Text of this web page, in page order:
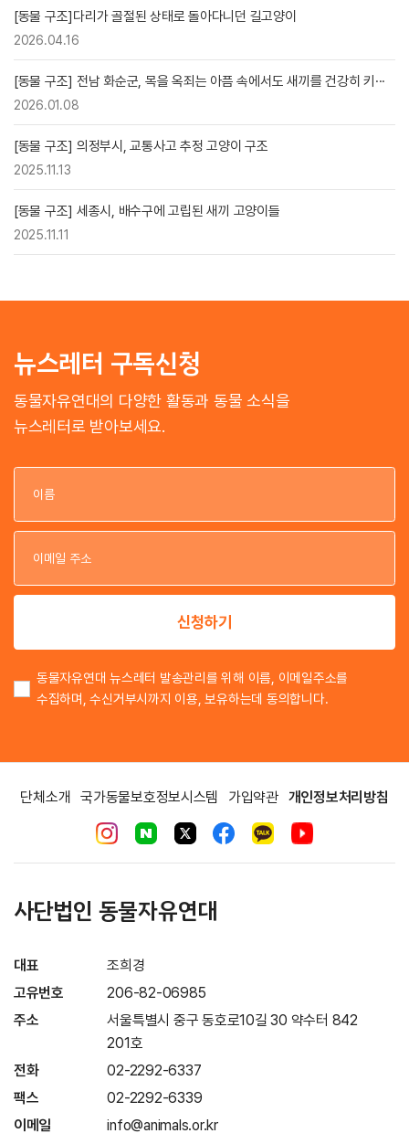
[동물 구조]다리가 골절된 상태로 돌아다니던 길고양이
2026.04.16
[동물 구조] 전남 화순군, 목을 옥죄는 아픔 속에서도 새끼를 건강히 키···
2026.01.08
[동물 구조] 의정부시, 교통사고 추정 고양이 구조
2025.11.13
[동물 구조] 세종시, 배수구에 고립된 새끼 고양이들
2025.11.11
뉴스레터 구독신청
동물자유연대의 다양한 활동과 동물 소식을
뉴스레터로 받아보세요.
이
이
신청하기
동물자유연대 뉴스레터 발송관리를 위해 이름, 이메일주소를
수집하며, 수신거부시까지 이용, 보유하는데 동의합니다.
단체소개 국가동물보호정보시스템 가입약관 개인정보처리방침
사단법인 동물자유연대
대표
조희경
고유번호
206-82-06985
주소
서울특별시 중구 동호로10길 30 약수터 842
201호
전화
02-2292-6337
팩스
02-2292-6339
이메일
info@animals.or.kr